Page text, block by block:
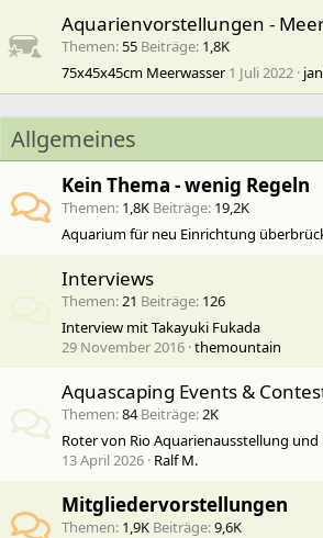
Aquarienvorstellungen -
Themen 55 Beiträge 1,8K
75x45x45cm Meerwasser 1 Juli 2022
Allgemeines
Kein Thema - wenig Regeln
Themen 1,8K Beiträge 19,2K
Aquarium für neu Einrichtung
Interviews
Themen 21 Beiträge 126
Interview mit Takayuki Fukada
29 November 2016 themountain
Aquascaping Events &
Themen 84 Beiträge 2K
Roter von Rio Aquarienausstellung und
13 April 2026 Ralf M.
Mitgliedervorstellungen
Themen 1,9K Beiträge 9,6K